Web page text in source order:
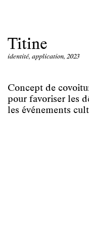
Titine
identité, application, 2023
Concept de
pour favoriser les
les événements